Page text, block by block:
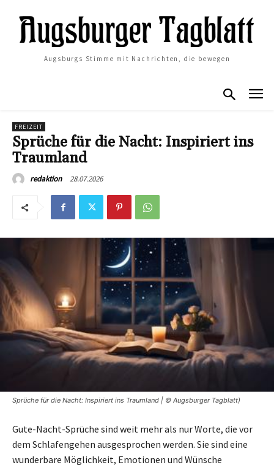
Augsburgs Stimme mit Nachrichten, die bewegen
FREIZEIT
Sprüche für die Nacht: Inspiriert ins
Traumland
redaktion 28.07.2026
Sprüche für die Nacht: Inspiriert ins Traumland | © Augsburger Tagblatt)
Gute-Nacht-Sprüche sind weit mehr als nur Worte, die vor
dem Schlafengehen ausgesprochen werden. Sie sind eine
wunderbare Möglichkeit, Emotionen und Wünsche